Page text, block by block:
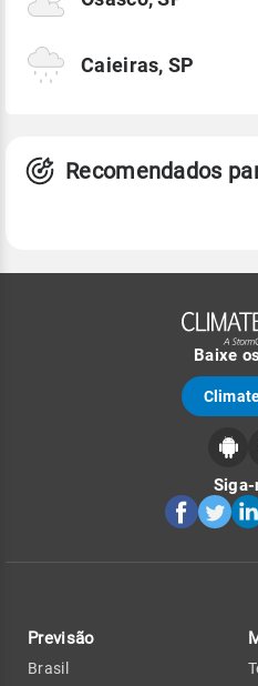
Caieiras, SP
Recomendados
Baixe
Siga-
Previsão
Brasil